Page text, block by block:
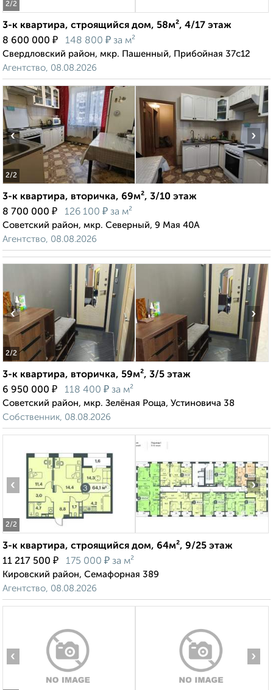
2/2
3-к квартира, строящийся дом, 58м², 4/17 этаж
8 600 000 ₽ 148 800 ₽ за м²
Свердловский район, мкр. Пашенный, Прибойная 37с12
Агентство, 08.08.2026
2/2
‹ ›
3-к квартира, вторичка, 69м², 3/10 этаж
8 700 000 ₽ 126 100 ₽ за м²
Советский район, мкр. Северный, 9 Мая 40А
Агентство, 08.08.2026
2/2
‹ ›
3-к квартира, вторичка, 59м², 3/5 этаж
6 950 000 ₽ 118 400 ₽ за м²
Советский район, мкр. Зелёная Роща, Устиновича 38
Собственник, 08.08.2026
2/2
‹ ›
3-к квартира, строящийся дом, 64м², 9/25 этаж
11 217 500 ₽ 175 000 ₽ за м²
Кировский район, Семафорная 389
Агентство, 08.08.2026
‹ ›